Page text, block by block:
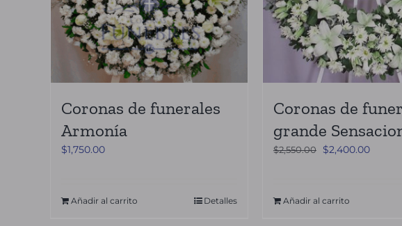
Coronas de funerales
Armonía
$1,750.00
Añadir al carrito Detalles
Coronas de
grande
$2,550.00
El
era:
$2,400.00El
Añadir al carrito